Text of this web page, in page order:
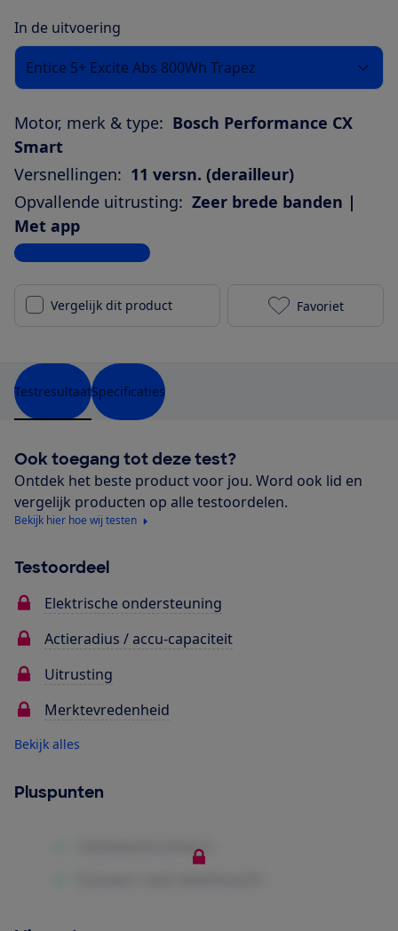
In de uitvoering
Entice 5+ Excite Abs 800Wh Trapez
Motor, merk & type: Bosch Performance CX
Smart
Versnellingen: 11 versn. (derailleur)
Opvallende uitrusting: Zeer brede banden |
Met app
Bekijk alle specificaties
Vergelijk dit product Kalkhoff
Favoriet
TestresultaatSpecificaties
Ook toegang tot deze test?
Ontdek het beste product voor jou. Word ook lid en
vergelijk producten op alle testoordelen.
Bekijk hier hoe wij testen
Testoordeel
Elektrische ondersteuning
Actieradius / accu-capaciteit
Uitrusting
Merktevredenheid
Bekijk alles
Pluspunten